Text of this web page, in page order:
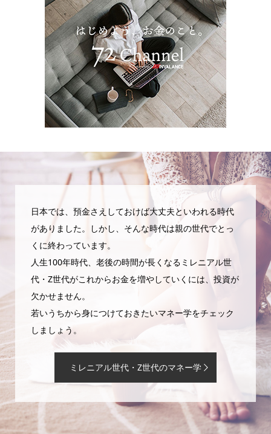
日本では、預金さえしておけば大丈夫といわれる時代
がありました。しかし、そんな時代は親の世代でとっ
くに終わっています。
人生100年時代、老後の時間が長くなるミレニアル世
代・Z世代がこれからお金を増やしていくには、投資が
欠かせません。
若いうちから身につけておきたいマネー学をチェック
しましょう。
ミレニアル世代・Z世代のマネー学